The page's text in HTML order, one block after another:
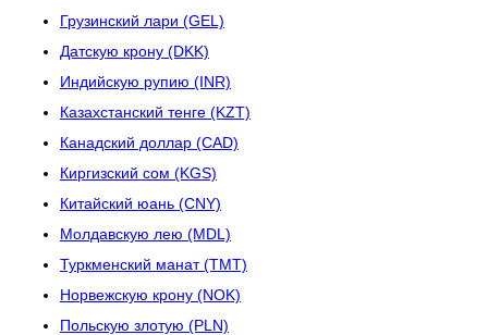
Грузинский лари (GEL)
Датскую крону (DKK)
Индийскую рупию (INR)
Казахстанский тенге (KZT)
Канадский доллар (CAD)
Киргизский сом (KGS)
Китайский юань (CNY)
Молдавскую лею (MDL)
Туркменский манат (TMT)
Норвежскую крону (NOK)
Польскую злотую (PLN)